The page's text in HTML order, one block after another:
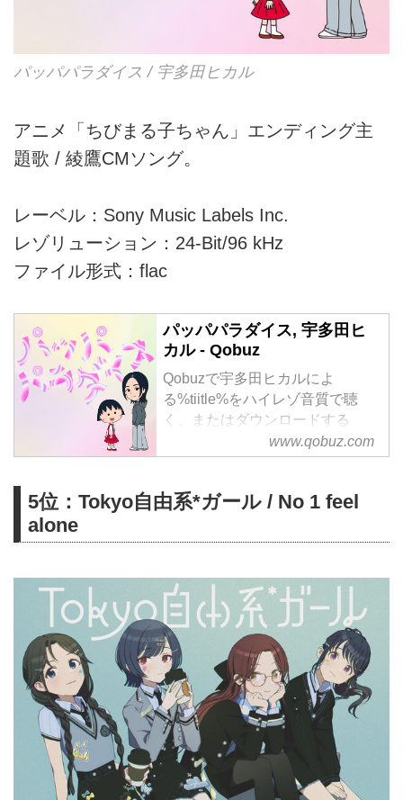
パッパパラダイス / 宇多田ヒカル
アニメ「ちびまる子ちゃん」エンディング主
題歌 / 綾鷹CMソング。
レーベル：Sony Music Labels Inc.
レゾリューション：24-Bit/96 kHz
ファイル形式：flac
パッパパラダイス, 宇多田ヒ
カル - Qobuz
Qobuzで宇多田ヒカルによ
る%tiitle%をハイレゾ音質で聴
く、またはダウンロードする
サブスクリプションは¥1,280/月
から
www.qobuz.com
5位：Tokyo自由系*ガール / No 1 feel
alone